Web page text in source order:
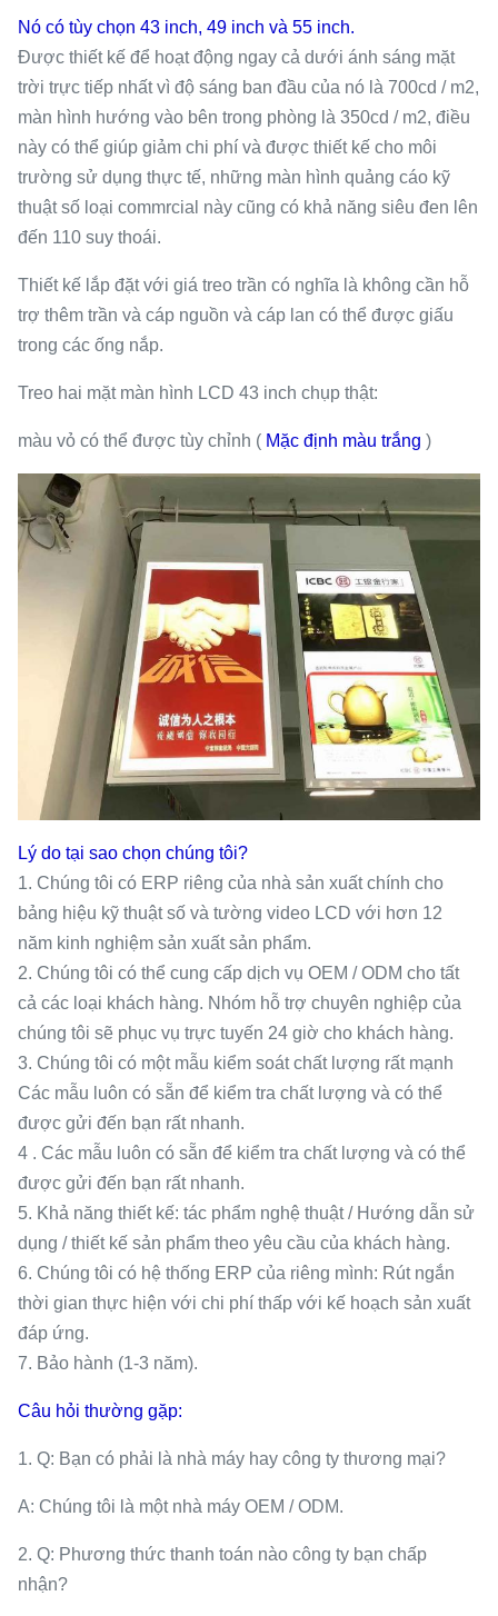
Nó có tùy chọn 43 inch, 49 inch và 55 inch.
Được thiết kế để hoạt động ngay cả dưới ánh sáng mặt
trời trực tiếp nhất vì độ sáng ban đầu của nó là 700cd / m2,
màn hình hướng vào bên trong phòng là 350cd / m2, điều
này có thể giúp giảm chi phí và được thiết kế cho môi
trường sử dụng thực tế, những màn hình quảng cáo kỹ
thuật số loại commrcial này cũng có khả năng siêu đen lên
đến 110 suy thoái.
Thiết kế lắp đặt với giá treo trần có nghĩa là không cần hỗ
trợ thêm trần và cáp nguồn và cáp lan có thể được giấu
trong các ống nắp.
Treo hai mặt màn hình LCD 43 inch chụp thật:
màu vỏ có thể được tùy chỉnh ( Mặc định màu trắng )
Lý do tại sao chọn chúng tôi?
1. Chúng tôi có ERP riêng của nhà sản xuất chính cho
bảng hiệu kỹ thuật số và tường video LCD với hơn 12
năm kinh nghiệm sản xuất sản phẩm.
2. Chúng tôi có thể cung cấp dịch vụ OEM / ODM cho tất
cả các loại khách hàng. Nhóm hỗ trợ chuyên nghiệp của
chúng tôi sẽ phục vụ trực tuyến 24 giờ cho khách hàng.
3. Chúng tôi có một mẫu kiểm soát chất lượng rất mạnh
Các mẫu luôn có sẵn để kiểm tra chất lượng và có thể
được gửi đến bạn rất nhanh.
4 . Các mẫu luôn có sẵn để kiểm tra chất lượng và có thể
được gửi đến bạn rất nhanh.
5. Khả năng thiết kế: tác phẩm nghệ thuật / Hướng dẫn sử
dụng / thiết kế sản phẩm theo yêu cầu của khách hàng.
6. Chúng tôi có hệ thống ERP của riêng mình: Rút ngắn
thời gian thực hiện với chi phí thấp với kế hoạch sản xuất
đáp ứng.
7. Bảo hành (1-3 năm).
Câu hỏi thường gặp:
1. Q: Bạn có phải là nhà máy hay công ty thương mại?
A: Chúng tôi là một nhà máy OEM / ODM.
2. Q: Phương thức thanh toán nào công ty bạn chấp
nhận?